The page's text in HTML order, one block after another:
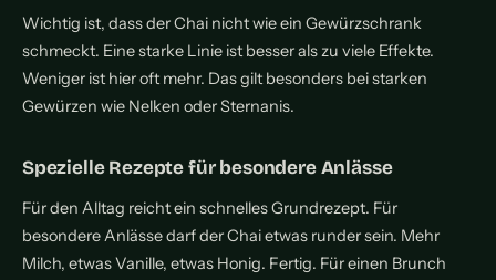
Wichtig ist, dass der Chai nicht wie ein Gewürzschrank
schmeckt. Eine starke Linie ist besser als zu viele Effekte.
Weniger ist hier oft mehr. Das gilt besonders bei starken
Gewürzen wie Nelken oder Sternanis.
Spezielle Rezepte für besondere Anlässe
Für den Alltag reicht ein schnelles Grundrezept. Für
besondere Anlässe darf der Chai etwas runder sein. Mehr
Milch, etwas Vanille, etwas Honig. Fertig. Für einen Brunch